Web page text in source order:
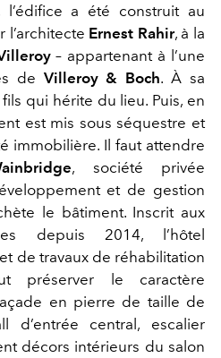
a été construit au
l’architecte Ernest Rahir, à la
– appartenant à l’une
de Villeroy & Boch. À sa
qui hérite du lieu. Puis, en
est mis sous séquestre et
immobilière. Il faut attendre
, société privée
et de gestion
le bâtiment. Inscrit aux
depuis 2014, l’hôtel
de travaux de réhabilitation
préserver le caractère
en pierre de taille de
d’entrée central, escalier
décors intérieurs du salon